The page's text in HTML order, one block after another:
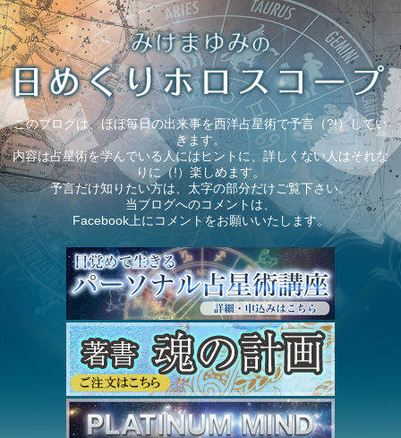
このブログは、ほぼ毎日の出来事を西洋占星術で予言（?!）してい
きます。
内容は占星術を学んでいる人にはヒントに、詳しくない人はそれな
りに（!）楽しめます。
予言だけ知りたい方は、太字の部分だけご覧下さい。
当ブログへのコメントは、
Facebook上にコメントをお願いいたします。